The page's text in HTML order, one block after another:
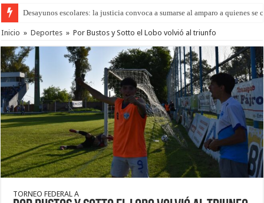
“La Feria en tu Barrio” para agostocon sus días y horarios
Inicio » Deportes » Por Bustos y Sotto el Lobo volvió al triunfo
TORNEO FEDERAL A